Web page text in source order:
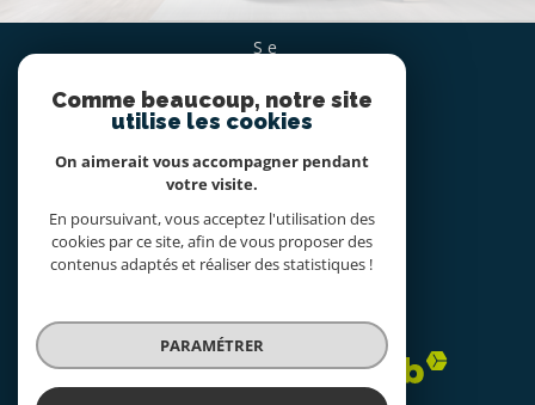
se
espace propriétaire
nous
SUIVRE
ADHÉRONS
Comme beaucoup, notre site
utilise les cookies
On aimerait vous accompagner pendant
votre visite.
En poursuivant, vous acceptez l'utilisation des
cookies par ce site, afin de vous proposer des
contenus adaptés et réaliser des statistiques !
PARAMÉTRER